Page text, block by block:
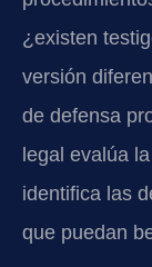
¿existen
versión
de defensa
legal evalúa
identifica las
que puedan